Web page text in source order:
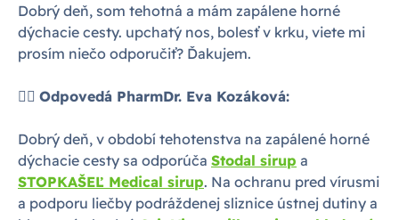
Dobrý deň, som tehotná a mám zapálene horné
dýchacie cesty. upchatý nos, bolesť v krku, viete mi
prosím niečo odporučiť? Ďakujem.
👩‍⚕ Odpovedá PharmDr. Eva Kozáková:
Dobrý deň, v období tehotenstva na zapálené horné
dýchacie cesty sa odporúča Stodal sirup a
STOPKAŠEĽ Medical sirup. Na ochranu pred vírusmi
a podporu liečby podráždenej sliznice ústnej dutiny a